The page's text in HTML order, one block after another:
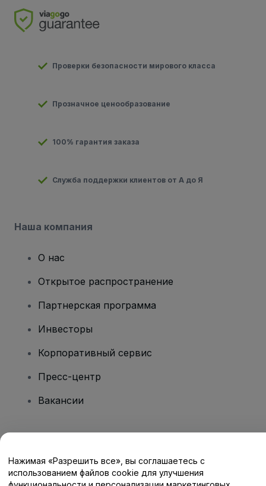
Проверки безопасности мирового класса
Прозначное ценообразование
100% гарантия заказа
Служба поддержки клиентов от А до Я
Наша компания
О нас
Открытое распространение
Партнерская программа
Инвесторы
Корпоративный сервис
Пресс-центр
Вакансии
Центр помощи / Свяжитесь с нами
Нажимая «Разрешить все», вы соглашаетесь с
использованием файлов cookie для улучшения